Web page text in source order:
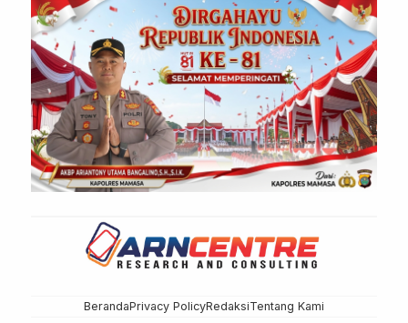
BerandaPrivacy PolicyRedaksiTentang Kami